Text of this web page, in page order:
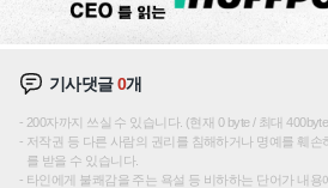
기사댓글0개
200자까지 쓰실 수 있습니다. (현재 0 byte / 최대
저작권 등 다른 사람의 권리를 침해하거나 명예를 훼손
를 받을 수 있습니다.
타인에게 불쾌감을 주는 욕설 등 비하하는 단어가 내